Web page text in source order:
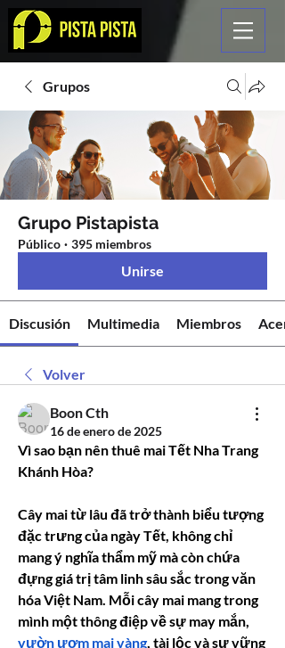
Grupos
Grupo Pistapista
Público · 395 miembros
Unirse
Discusión Multimedia Miembros
Volver
Boon Cth
16 de enero de 2025
Vì sao bạn nên thuê mai Tết Nha Trang
Khánh Hòa?
Cây mai từ lâu đã trở thành biểu tượng
đặc trưng của ngày Tết, không chỉ
mang ý nghĩa thẩm mỹ mà còn chứa
đựng giá trị tâm linh sâu sắc trong văn
hóa Việt Nam. Mỗi cây mai mang trong
vườn ươm mai vàng, tài lộc và sự vững